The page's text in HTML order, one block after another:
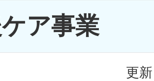
ア事業
更